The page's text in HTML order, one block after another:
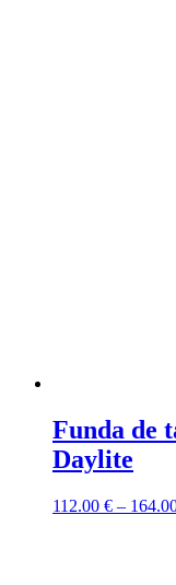
Funda de
Daylite
112.00 € –